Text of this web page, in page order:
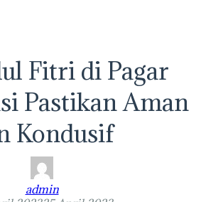
Fitri di Pagar
Pastikan Aman
Kondusif
admin